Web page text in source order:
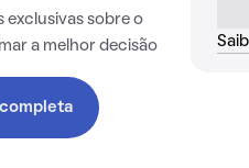
exclusivas sobre o
a melhor decisão